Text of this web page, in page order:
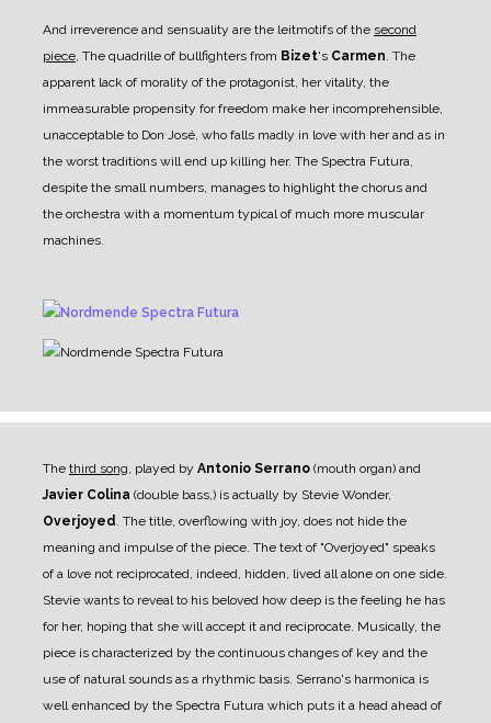
And irreverence and sensuality are the leitmotifs of the second
piece, The quadrille of bullfighters from Bizet's Carmen. The
apparent lack of morality of the protagonist, her vitality, the
immeasurable propensity for freedom make her incomprehensible,
unacceptable to Don José, who falls madly in love with her and as in
the worst traditions will end up killing her. The Spectra Futura,
despite the small numbers, manages to highlight the chorus and
the orchestra with a momentum typical of much more muscular
machines.
The third song, played by Antonio Serrano (mouth organ) and
Javier Colina (double bass,) is actually by Stevie Wonder,
Overjoyed. The title, overflowing with joy, does not hide the
meaning and impulse of the piece. The text of "Overjoyed" speaks
of a love not reciprocated, indeed, hidden, lived all alone on one side.
Stevie wants to reveal to his beloved how deep is the feeling he has
for her, hoping that she will accept it and reciprocate. Musically, the
piece is characterized by the continuous changes of key and the
use of natural sounds as a rhythmic basis. Serrano's harmonica is
well enhanced by the Spectra Futura which puts it a head ahead of